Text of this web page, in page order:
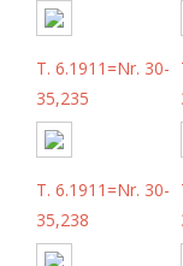
T. 6.1911=Nr. 30-
35,235
T. 6.1911=Nr. 30-
35,238